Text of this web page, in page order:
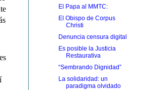
El Papa al MMTC:
El Obispo de Corpus
Christi
Denuncia censura digital
Es posible la Justicia
Restaurativa
“Sembrando Dignidad”
La solidaridad: un
paradigma olvidado